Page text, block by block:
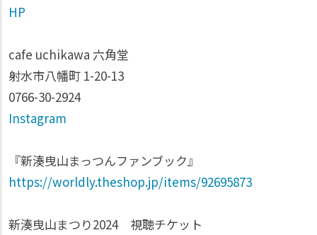
HP
cafe uchikawa 六角堂
射水市八幡町 1-20-13
0766-30-2924
Instagram
『新湊曳山まっつんファンブック』
https://worldly.theshop.jp/items/92695873
新湊曳山まつり2024 視聴チケット